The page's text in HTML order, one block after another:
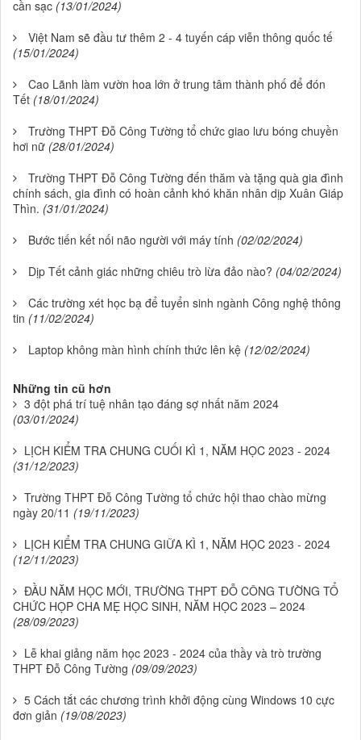
cần sạc (13/01/2024)
Việt Nam sẽ đầu tư thêm 2 - 4 tuyến cáp viễn thông quốc tế
(15/01/2024)
Cao Lãnh làm vườn hoa lớn ở trung tâm thành phố để đón
Tết (18/01/2024)
Trường THPT Đỗ Công Tường tổ chức giao lưu bóng chuyền
hơi nữ (28/01/2024)
Trường THPT Đỗ Công Tường đến thăm và tặng quà gia đình
chính sách, gia đình có hoàn cảnh khó khăn nhân dịp Xuân Giáp
Thìn. (31/01/2024)
Bước tiến kết nối não người với máy tính (02/02/2024)
Dịp Tết cảnh giác những chiêu trò lừa đảo nào? (04/02/2024)
Các trường xét học bạ để tuyển sinh ngành Công nghệ thông
tin (11/02/2024)
Laptop không màn hình chính thức lên kệ (12/02/2024)
Những tin cũ hơn
3 đột phá trí tuệ nhân tạo đáng sợ nhất năm 2024
(03/01/2024)
LỊCH KIỂM TRA CHUNG CUỐI KÌ 1, NĂM HỌC 2023 - 2024
(31/12/2023)
Trường THPT Đỗ Công Tường tổ chức hội thao chào mừng
ngày 20/11 (19/11/2023)
LỊCH KIỂM TRA CHUNG GIỮA KÌ 1, NĂM HỌC 2023 - 2024
(12/11/2023)
ĐẦU NĂM HỌC MỚI, TRƯỜNG THPT ĐỖ CÔNG TƯỜNG TỔ
CHỨC HỌP CHA MẸ HỌC SINH, NĂM HỌC 2023 – 2024
(28/09/2023)
Lễ khai giảng năm học 2023 - 2024 của thầy và trò trường
THPT Đỗ Công Tường (09/09/2023)
5 Cách tắt các chương trình khởi động cùng Windows 10 cực
đơn giản (19/08/2023)